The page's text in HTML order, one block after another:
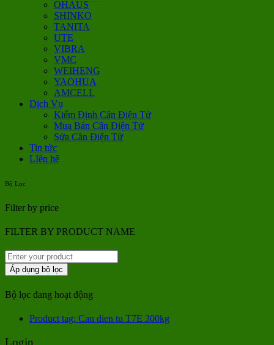
OHAUS
SHINKO
TANITA
UTE
VIBRA
VMC
WEIHENG
YAOHUA
AMCELL
Dịch Vụ
Kiểm Định Cân Điện Tử
Mua Bán Cân Điện Tử
Sửa Cân Điện Tử
Tin tức
LIên hệ
Bộ Lọc
Filter by price
FILTER BY PRODUCT NAME
Áp dụng bộ lọc
Bộ lọc đang hoạt động
Product tag: Can dien tu T7E 300kg
Login